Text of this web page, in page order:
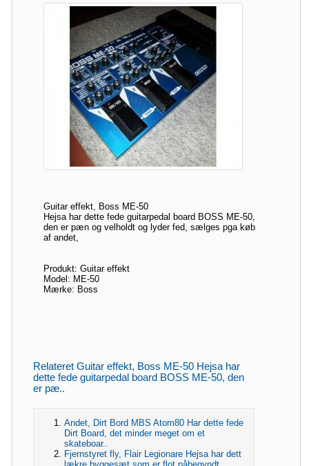
Guitar effekt, Boss ME-50
Hejsa har dette fede guitarpedal board BOSS ME-50,
den er pæn og velholdt og lyder fed, sælges pga køb
af andet,
Produkt: Guitar effekt
Model: ME-50
Mærke: Boss
Relateret Guitar effekt, Boss ME-50 Hejsa har
dette fede guitarpedal board BOSS ME-50, den
er pæ..
Andet, Dirt Bord MBS Atom80 Har dette fede
Dirt Board, det minder meget om et
skateboar..
Fjernstyret fly, Flair Legionare Hejsa har dett